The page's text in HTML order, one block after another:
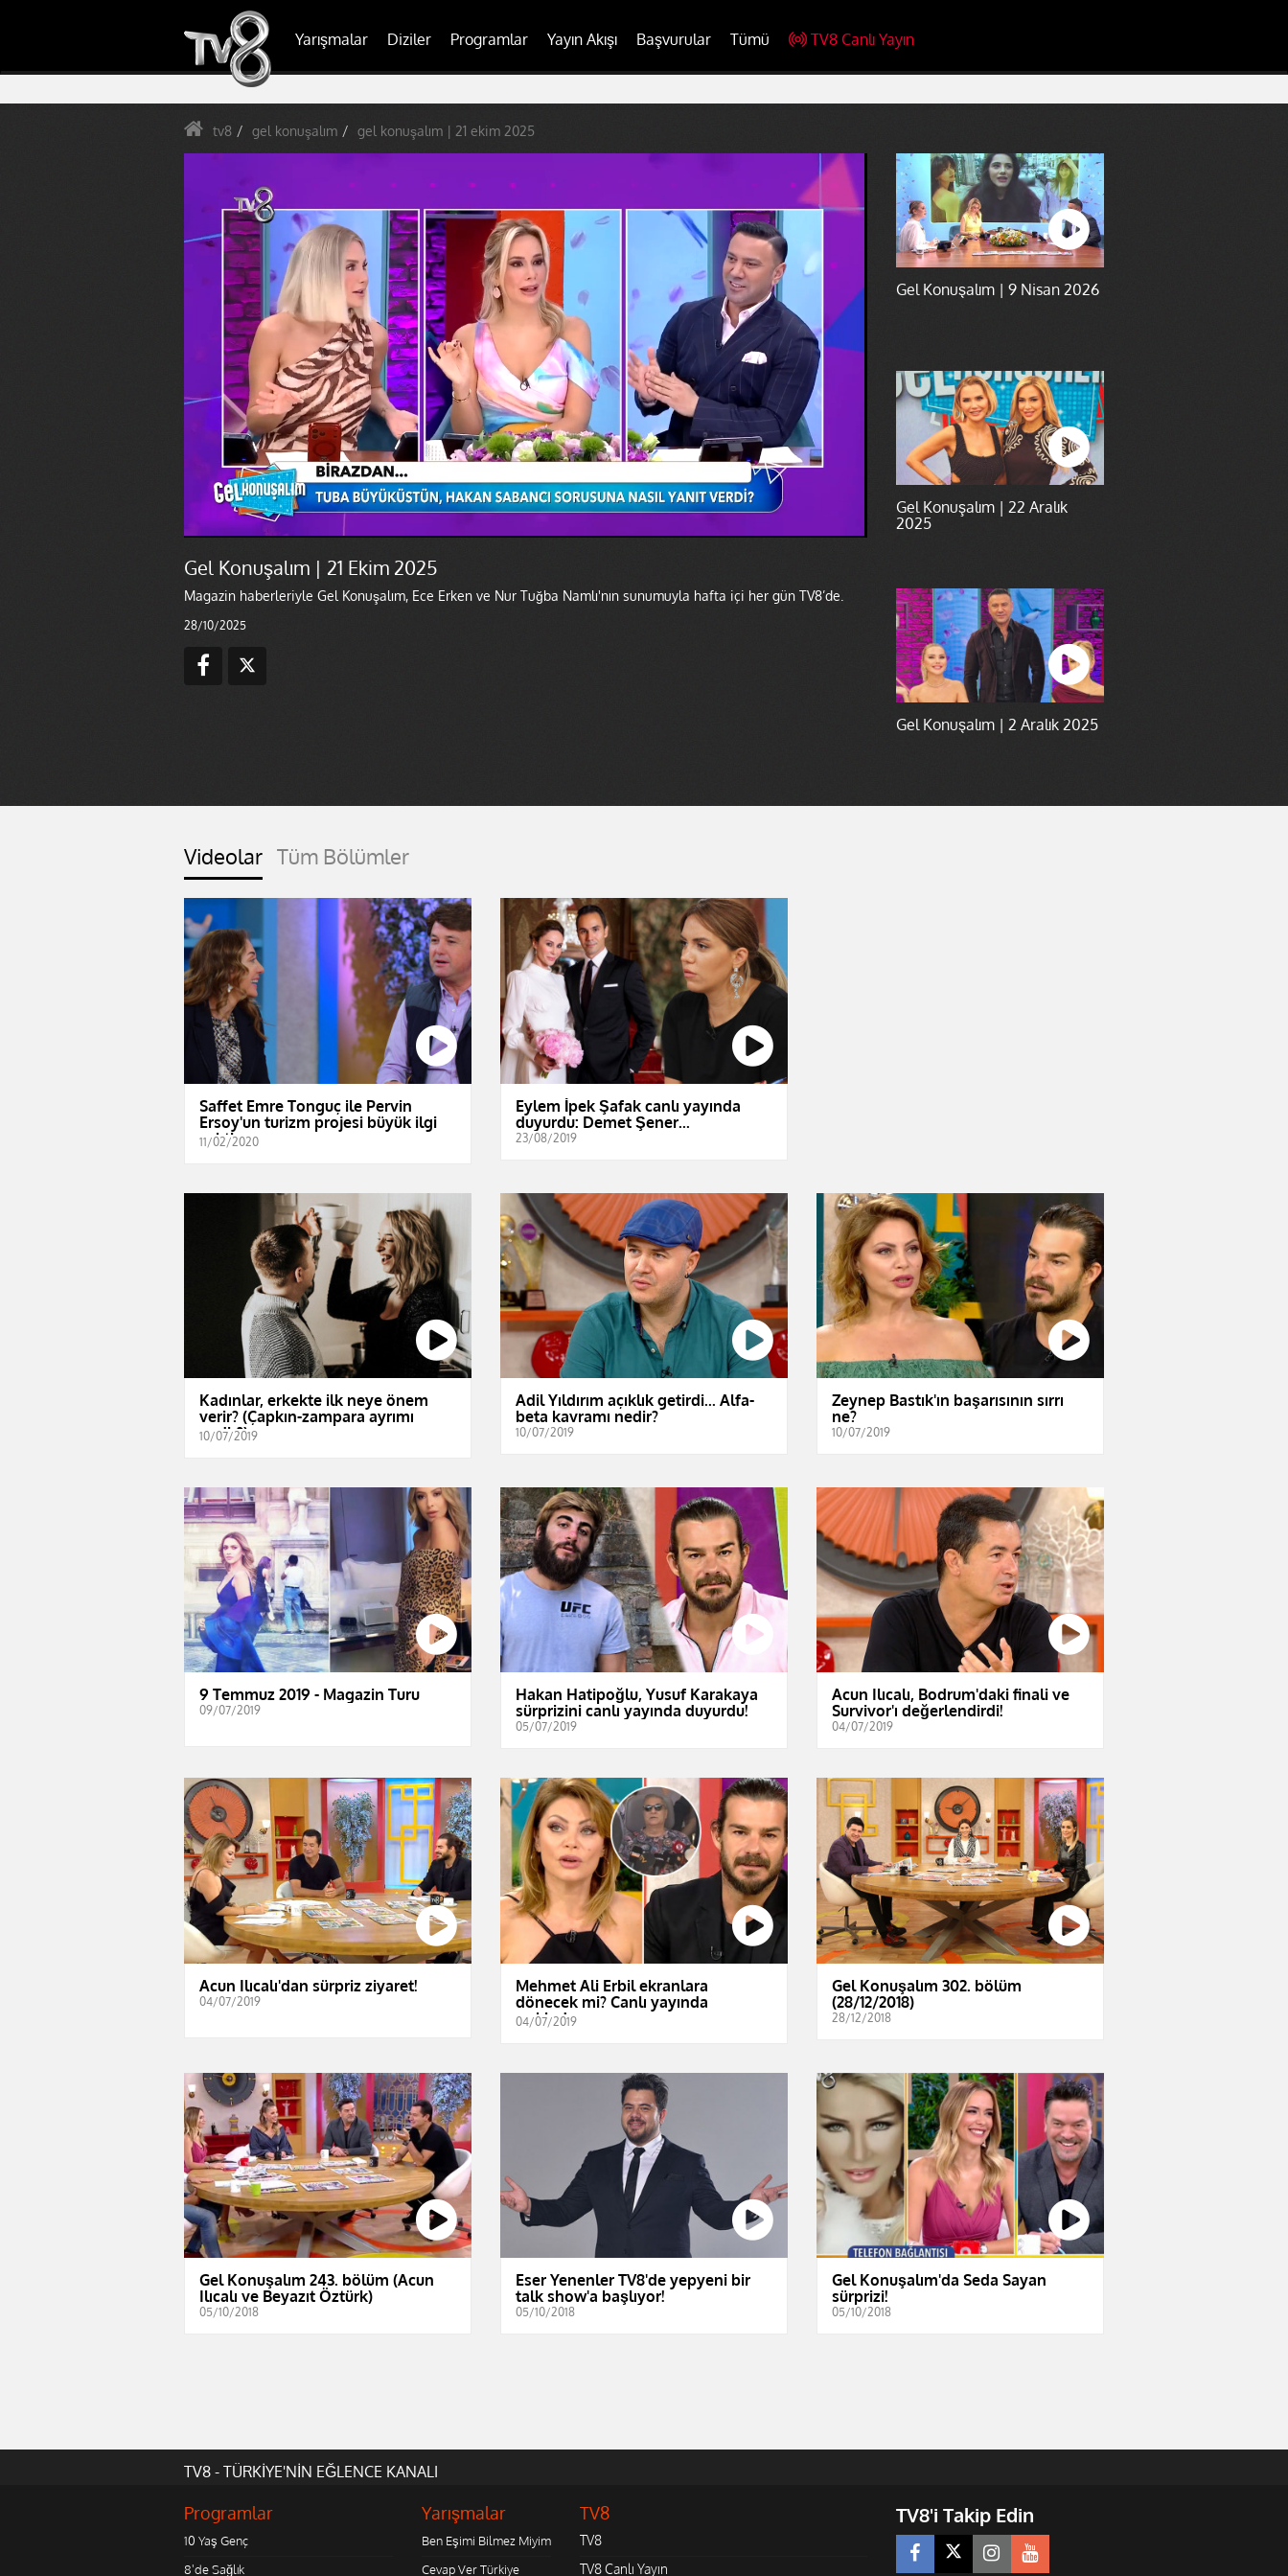
Yarışmalar Diziler Programlar Yayın Akışı Başvurular Tümü TV8 Canlı Yayın
tv8 gel konuşalım gel konuşalım | 21 ekim 2025
Gel Konuşalım | 21 Ekim 2025
Magazin haberleriyle Gel Konuşalım, Ece Erken ve Nur Tuğba Namlı'nın sunumuyla hafta içi her gün TV8’de.
28/10/2025
Gel Konuşalım | 9 Nisan 2026
Gel Konuşalım | 22 Aralık
2025
Gel Konuşalım | 2 Aralık 2025
Videolar Tüm Bölümler
Saffet Emre Tonguç ile Pervin
Ersoy'un turizm projesi büyük ilgi
çekti
11/02/2020
Eylem İpek Şafak canlı yayında
duyurdu: Demet Şener...
23/08/2019
Kadınlar, erkekte ilk neye önem
verir? (Çapkın-zampara ayrımı
nedir?)
10/07/2019
Adil Yıldırım açıklık getirdi... Alfa-
beta kavramı nedir?
10/07/2019
Zeynep Bastık'ın başarısının sırrı
ne?
10/07/2019
9 Temmuz 2019 - Magazin Turu
09/07/2019
Hakan Hatipoğlu, Yusuf Karakaya
sürprizini canlı yayında duyurdu!
05/07/2019
Acun Ilıcalı, Bodrum'daki finali ve
Survivor'ı değerlendirdi!
04/07/2019
Acun Ilıcalı'dan sürpriz ziyaret!
04/07/2019
Mehmet Ali Erbil ekranlara
dönecek mi? Canlı yayında
açıkladı...
04/07/2019
Gel Konuşalım 302. bölüm
(28/12/2018)
28/12/2018
Gel Konuşalım 243. bölüm (Acun
Ilıcalı ve Beyazıt Öztürk)
05/10/2018
Eser Yenenler TV8'de yepyeni bir
talk show'a başlıyor!
05/10/2018
Gel Konuşalım'da Seda Sayan
sürprizi!
05/10/2018
TV8 - TÜRKİYE'NİN EĞLENCE KANALI
Programlar
10 Yaş Genç
8'de Sağlık
Yarışmalar
Ben Eşimi Bilmez Miyim
Cevap Ver Türkiye
TV8
TV8
TV8 Canlı Yayın
TV8'i Takip Edin